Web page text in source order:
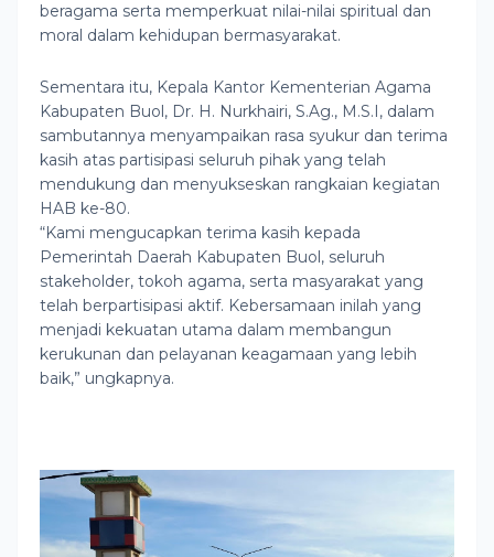
beragama serta memperkuat nilai-nilai spiritual dan
moral dalam kehidupan bermasyarakat.
Sementara itu, Kepala Kantor Kementerian Agama
Kabupaten Buol, Dr. H. Nurkhairi, S.Ag., M.S.I, dalam
sambutannya menyampaikan rasa syukur dan terima
kasih atas partisipasi seluruh pihak yang telah
mendukung dan menyukseskan rangkaian kegiatan
HAB ke-80.
“Kami mengucapkan terima kasih kepada
Pemerintah Daerah Kabupaten Buol, seluruh
stakeholder, tokoh agama, serta masyarakat yang
telah berpartisipasi aktif. Kebersamaan inilah yang
menjadi kekuatan utama dalam membangun
kerukunan dan pelayanan keagamaan yang lebih
baik,” ungkapnya.